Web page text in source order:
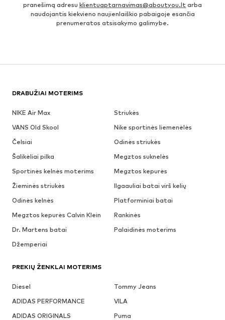
pranešimą adresu klientuaptarnavimas@aboutyou.lt arba
naudojantis kiekvieno naujienlaiškio pabaigoje esančia
prenumeratos atsisakymo galimybe.
DRABUŽIAI MOTERIMS
NIKE Air Max
Striukės
VANS Old Skool
Nike sportinės liemenėlės
Čelsiai
Odinės striukės
Šalikėliai pilka
Megztos suknelės
Sportinės kelnės moterims
Megztos kepurės
Žieminės striukės
Ilgaauliai batai virš kelių
Odinės kelnės
Platforminiai batai
Megztos kepurės Calvin Klein
Rankinės
Dr. Martens batai
Palaidinės moterims
Džemperiai
PREKIŲ ŽENKLAI MOTERIMS
Diesel
Tommy Jeans
ADIDAS PERFORMANCE
VILA
ADIDAS ORIGINALS
Puma